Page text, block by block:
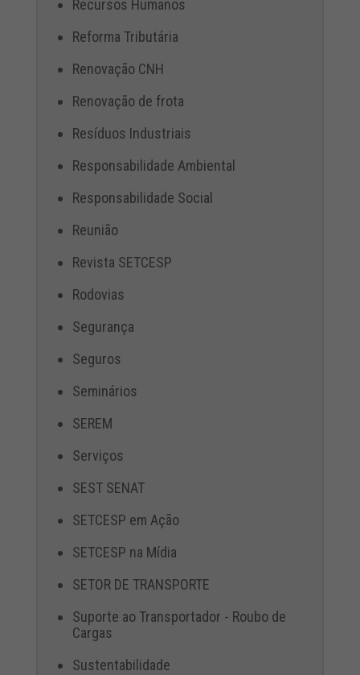
Recursos Humanos
Reforma Tributária
Renovação CNH
Renovação de frota
Resíduos Industriais
Responsabilidade Ambiental
Responsabilidade Social
Reunião
Revista SETCESP
Rodovias
Segurança
Seguros
Seminários
SEREM
Serviços
SEST SENAT
SETCESP em Ação
SETCESP na Mídia
SETOR DE TRANSPORTE
Suporte ao Transportador - Roubo de
Cargas
Sustentabilidade